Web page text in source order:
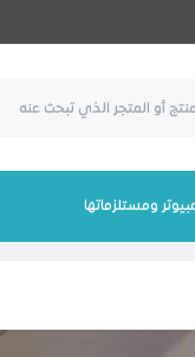
ومستلزماتها